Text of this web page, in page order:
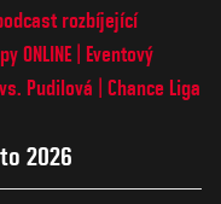
rozbíjející
ONLINE
Eventový
vs. Pudilová
Chance Liga
2026